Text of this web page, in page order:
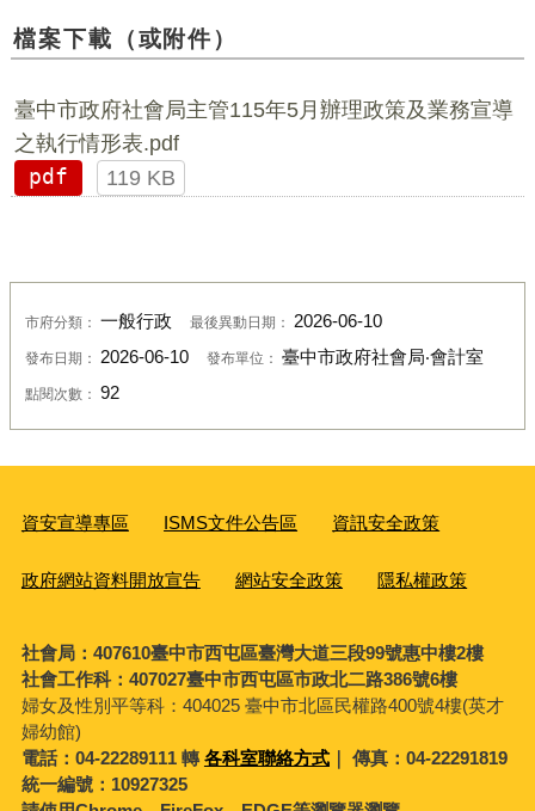
檔案下載（或附件）
臺中市政府社會局主管115年5月辦理政策及業務宣導
之執行情形表.pdf
pdf
119 KB
市府分類： 一般行政 最後異動日期： 2026-06-10
發布日期： 2026-06-10 發布單位： 臺中市政府社會局‧會計室
點閱次數： 92
資安宣導專區 ISMS文件公告區 資訊安全政策
政府網站資料開放宣告 網站安全政策 隱私權政策
社會局：407610臺中市西屯區臺灣大道三段99號惠中樓2樓
社會工作科：407027臺中市西屯區市政北二路386號6樓
婦女及性別平等科： 404025 臺中市北區民權路400號4樓(英才
婦幼館)
電話：04-22289111 轉各科室聯絡方式｜ 傳真：04-22291819
統一編號：10927325